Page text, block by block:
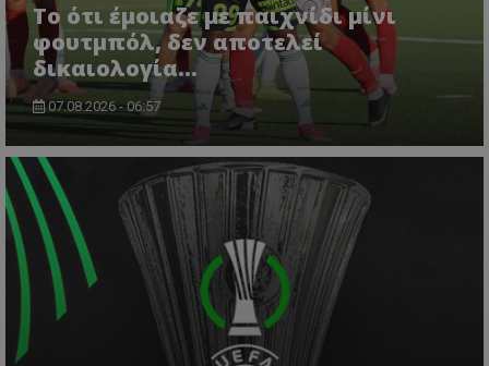
Το ότι έμοιαζε με παιχνίδι μίνι
φουτμπόλ, δεν αποτελεί
δικαιολογία…
07.08.2026 - 06:57